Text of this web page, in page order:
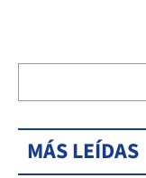
MÁS LEÍDAS